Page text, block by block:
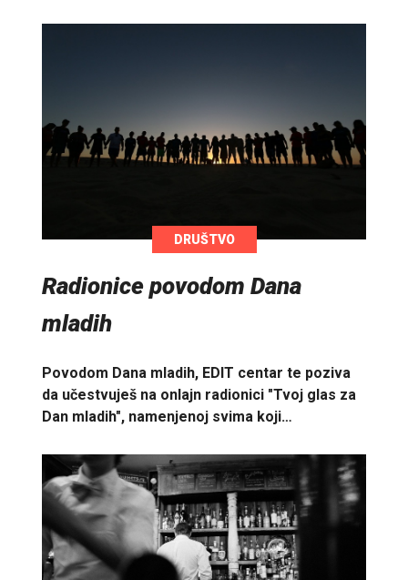
DRUŠTVO
Radionice povodom Dana
mladih
Povodom Dana mladih, EDIT centar te poziva
da učestvuješ na onlajn radionici "Tvoj glas za
Dan mladih", namenjenoj svima koji…